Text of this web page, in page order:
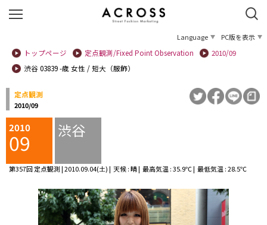
Language
PC版を表示
トップページ
定点観測/Fixed Point Observation
2010/09
渋谷 03839 -歳 女性 / 短大（服飾）
定点観測
2010/09
2010
09 渋谷
第357回 定点観測 | 2010.09.04(土) | 天候 : 晴 | 最高気温 : 35.9℃ | 最低気温 : 28.5℃